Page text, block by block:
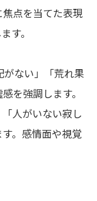
点を当てた表現
す。
がない」「荒れ果
を強調します。
人がいない寂し
。感情面や視覚